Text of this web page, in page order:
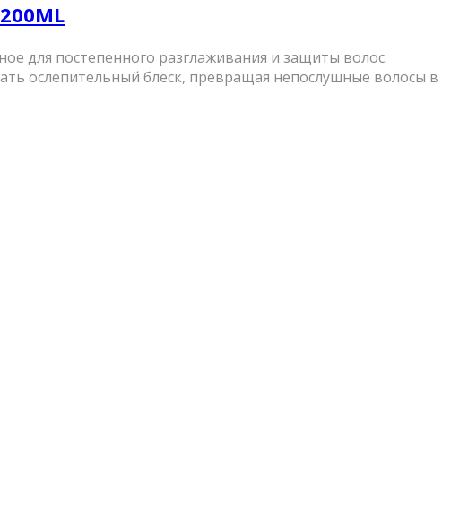
для постепенного разглаживания и защиты волос.
ослепительный блеск, превращая непослушные волосы в